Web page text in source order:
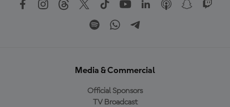
Media & Commercial
Official Sponsors
TV Broadcast